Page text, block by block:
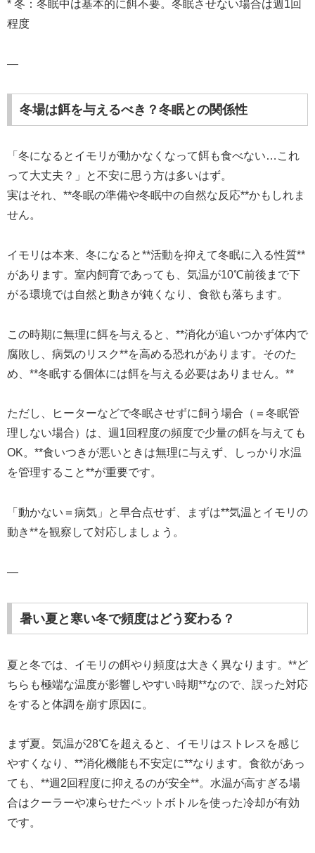
* 冬：冬眠中は基本的に餌不要。冬眠させない場合は週1回
程度
—
冬場は餌を与えるべき？冬眠との関係性
「冬になるとイモリが動かなくなって餌も食べない…これ
って大丈夫？」と不安に思う方は多いはず。
実はそれ、**冬眠の準備や冬眠中の自然な反応**かもしれま
せん。
イモリは本来、冬になると**活動を抑えて冬眠に入る性質**
があります。室内飼育であっても、気温が10℃前後まで下
がる環境では自然と動きが鈍くなり、食欲も落ちます。
この時期に無理に餌を与えると、**消化が追いつかず体内で
腐敗し、病気のリスク**を高める恐れがあります。そのた
め、**冬眠する個体には餌を与える必要はありません。**
ただし、ヒーターなどで冬眠させずに飼う場合（＝冬眠管
理しない場合）は、週1回程度の頻度で少量の餌を与えても
OK。**食いつきが悪いときは無理に与えず、しっかり水温
を管理すること**が重要です。
「動かない＝病気」と早合点せず、まずは**気温とイモリの
動き**を観察して対応しましょう。
—
暑い夏と寒い冬で頻度はどう変わる？
夏と冬では、イモリの餌やり頻度は大きく異なります。**ど
ちらも極端な温度が影響しやすい時期**なので、誤った対応
をすると体調を崩す原因に。
まず夏。気温が28℃を超えると、イモリはストレスを感じ
やすくなり、**消化機能も不安定に**なります。食欲があっ
ても、**週2回程度に抑えるのが安全**。水温が高すぎる場
合はクーラーや凍らせたペットボトルを使った冷却が有効
です。